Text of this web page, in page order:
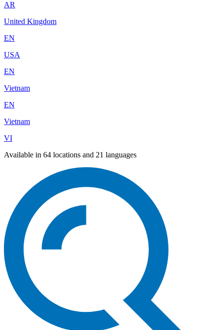
AR
United Kingdom
EN
USA
EN
Vietnam
EN
Vietnam
VI
Available in 64 locations and 21 languages